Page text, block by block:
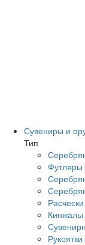
Сувениры и
Тип
Футляры
Кинжалы